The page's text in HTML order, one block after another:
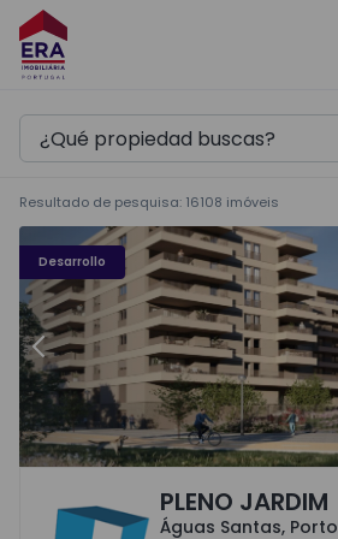
Resultado de pesquisa: 16108 imóveis
Desarrollo
PLENO JARDIM - 3
Anterior
Águas Santas, PortoPLENO JARDIM
Águas Santas, Porto